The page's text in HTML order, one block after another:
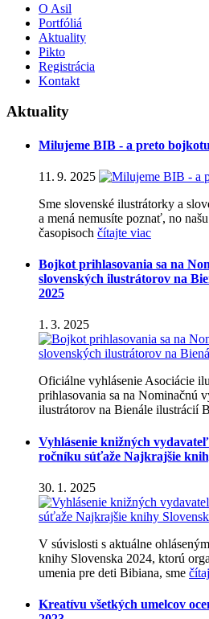
O Asil
Portfóliá
Aktuality
Pikto
Registrácia
Kontakt
Aktuality
Milujeme BIB - a preto
11. 9. 2025
Sme slovenské ilustrátorky a
a mená nemusíte poznať, no
časopisoch čítajte viac
Bojkot prihlasovania sa na
slovenských ilustrátorov na
2025
1. 3. 2025
Oficiálne vyhlásenie Asociácie
prihlasovania sa na Nominačnú
ilustrátorov na Bienále ilustrácií
Vyhlásenie knižných
ročníku súťaže Najkrajšie
30. 1. 2025
V súvislosti s aktuálne
knihy Slovenska 2024, ktorú
umenia pre deti Bibiana, sme
Kreatívu všetkých umelcov